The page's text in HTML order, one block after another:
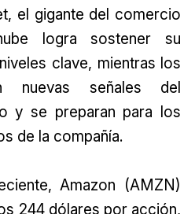
el gigante del comercio
logra sostener su
clave, mientras los
nuevas señales del
y se preparan para los
de la compañía.
Amazon (AMZN)
244 dólares por acción,